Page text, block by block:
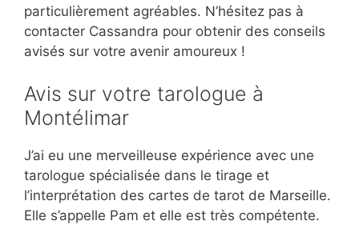
particulièrement agréables. N’hésitez pas à
contacter Cassandra pour obtenir des conseils
avisés sur votre avenir amoureux !
Avis sur votre tarologue à
Montélimar
J’ai eu une merveilleuse expérience avec une
tarologue spécialisée dans le tirage et
l’interprétation des cartes de tarot de Marseille.
Elle s’appelle Pam et elle est très compétente.